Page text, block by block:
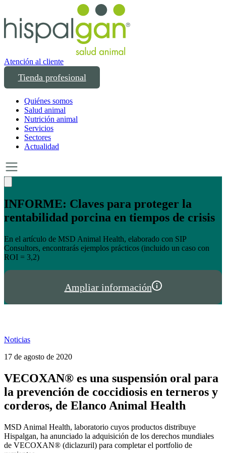
Atención al cliente
Tienda profesional
Quiénes somos
Salud animal
Nutrición animal
Servicios
Sectores
Actualidad
Un año transformando las compras
profesionales en salud y bienestar animal:
Un año creciendo junto a los profesionales del sector animal en
España y Portugal
Ampliar información
Noticias
17 de agosto de 2020
VECOXAN® es una suspensión oral para
la prevención de coccidiosis en terneros y
corderos, de Elanco Animal Health
MSD Animal Health, laboratorio cuyos productos distribuye
Hispalgan, ha anunciado la adquisición de los derechos mundiales
de VECOXAN® (diclazuril) para completar el portfolio de